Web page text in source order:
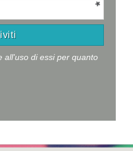
all'uso di essi per quanto